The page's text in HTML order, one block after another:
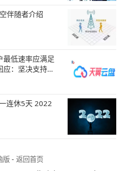
伴随者介绍
最低速率应满足
：坚决支持，
连休5天 2022
版- 返回首页